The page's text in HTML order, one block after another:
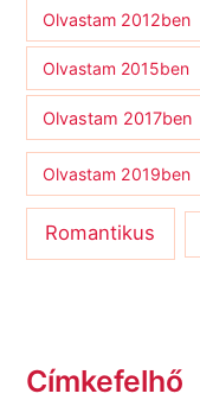
Olvastam 2012ben
Olvastam 2015ben
Olvastam 2017ben
Olvastam 2019ben
Romantikus
Címkefelhő